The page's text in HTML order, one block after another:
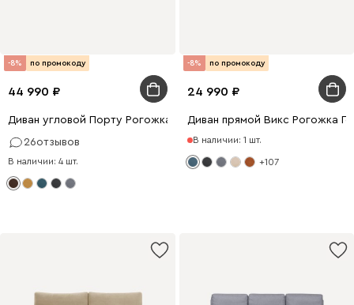
-8% по промокоду
44 990
Диван угловой Порту Рогожка Коричневый
26отзывов
В наличии: 4 шт.
-8% по промокоду
24 990
Диван прямой Викс Рогожка
В наличии: 1 шт.
+107